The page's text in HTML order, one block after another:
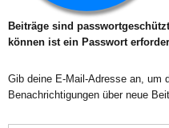
Beiträge sind
können ist ein Passwort
Gib deine E-Mail-Adresse an, um
Benachrichtigungen über neue